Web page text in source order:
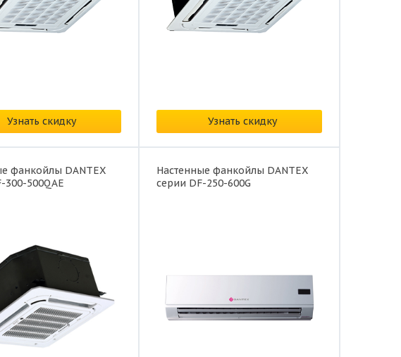
Узнать скидку Узнать скидку
фанкойлы DANTEX
300-500QAE
Настенные фанкойлы DANTEX
серии DF-250-600G